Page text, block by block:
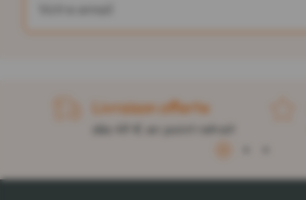
Livraison offerte
dès 49 € en point retrait